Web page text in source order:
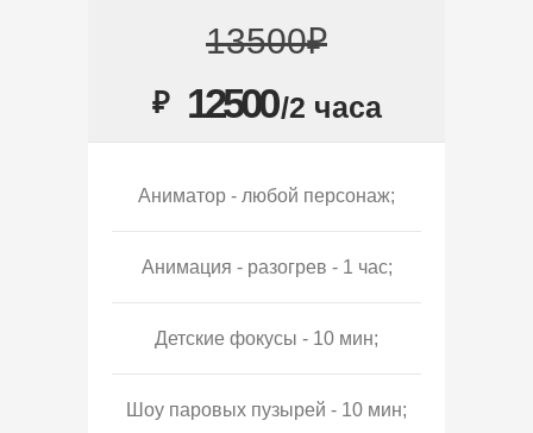
13500₽
₽ 12500/2 часа
Аниматор - любой персонаж;
Анимация - разогрев - 1 час;
Детские фокусы - 10 мин;
Шоу паровых пузырей - 10 мин;